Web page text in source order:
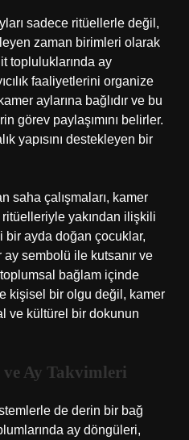
sadece ritüellerle değil,
zaman birimleri olarak
topluluklarında ay
faaliyetlerini organize
aylarına bağlıdır ve bu
görev paylaşımını belirler.
yapısını destekleyen bir
saha çalışmaları, kamer
ritüelleriyle yakından ilişkili
bir ayda doğan çocuklar,
sembolü ile kutsanır ve
bağlam içinde
kişisel bir olgu değil, kamer
ve kültürel bir dokunun
Ay Takvimleri
de derin bir bağ
ay döngüleri,